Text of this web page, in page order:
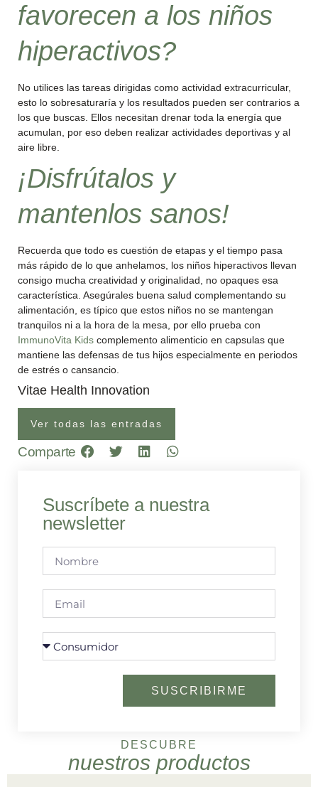
favorecen a los niños
hiperactivos?
No utilices las tareas dirigidas como actividad extracurricular,
esto lo sobresaturaría y los resultados pueden ser contrarios a
los que buscas. Ellos necesitan drenar toda la energía que
acumulan, por eso deben realizar actividades deportivas y al
aire libre.
¡Disfrútalos y
mantenlos sanos!
Recuerda que todo es cuestión de etapas y el tiempo pasa
más rápido de lo que anhelamos, los niños hiperactivos llevan
consigo mucha creatividad y originalidad, no opaques esa
característica. Asegúrales buena salud complementando su
alimentación, es típico que estos niños no se mantengan
tranquilos ni a la hora de la mesa, por ello prueba con
ImmunoVita Kids complemento alimenticio en capsulas que
mantiene las defensas de tus hijos especialmente en periodos
de estrés o cansancio.
Vitae Health Innovation
Ver todas las entradas
Comparte
Suscríbete a nuestra
newsletter
SUSCRIBIRME
DESCUBRE
nuestros productos